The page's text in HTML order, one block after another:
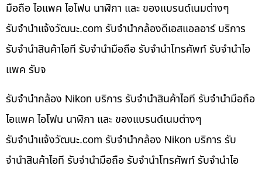
มือถือ ไอแพค ไอโฟน นาฬิกา และ ของแบรนด์เนมต่างๆ
รับจํานําแจ้งวัฒนะ.com รับจำนำกล้องดีเอสแอลอาร์ บริการ
รับจำนำสินค้าไอที รับจำนำมือถือ รับจำนำโทรศัพท์ รับจำนำไอ
แพค รับจ
รับจำนำกล้อง Nikon บริการ รับจำนำสินค้าไอที รับจำนำมือถือ
ไอแพค ไอโฟน นาฬิกา และ ของแบรนด์เนมต่างๆ
รับจํานําแจ้งวัฒนะ.com รับจำนำกล้อง Nikon บริการ รับ
จำนำสินค้าไอที รับจำนำมือถือ รับจำนำโทรศัพท์ รับจำนำไอ